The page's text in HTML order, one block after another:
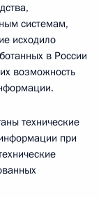
системам,
исходило
в России
возможность
технические
при